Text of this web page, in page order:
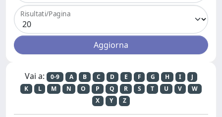
Risultati/Pagina
Vai a: 0-9 A B C D E F G H I
J
K
L M N O P Q R S T U V
W
X
Y Z